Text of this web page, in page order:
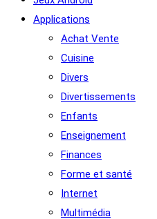
Applications
Achat Vente
Cuisine
Divers
Divertissements
Enfants
Enseignement
Finances
Forme et santé
Internet
Multimédia